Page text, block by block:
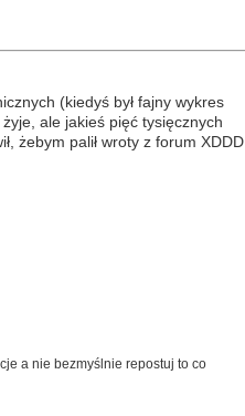
(kiedyś był fajny wykres
ale jakieś pięć tysięcznych
żebym palił wroty z forum XDDD
a nie bezmyślnie repostuj to co